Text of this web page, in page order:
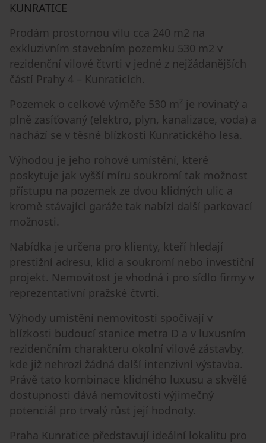
KUNRATICE
Prodám prostornou vilu cca 240 m2 na
exkluzivním stavebním pozemku 530 m2 v
rezidenční vilové čtvrti v jedné z nejžádanějších
částí Prahy 4 – Kunraticích.
Pozemek o celkové výměře 530 m² je rovinatý a
plně zasíťovaný (elektro, plyn, kanalizace, voda) a
nachází se v těsné blízkosti Kunratického lesa.
Výhodou je jeho rohové umístění, které
poskytuje jak vyšší míru soukromí tak možnost
přístupu na pozemek ze dvou klidných ulic a
kromě stávající garáže tak nabízí další parkovací
možnosti.
Nabídka je určena pro klienty, kteří hledají
prestižní adresu, klid a soukromí nebo investiční
projekt. Nemovitost je vhodná i pro sídlo firmy v
reprezentativní pražské čtvrti.
Výhody umístění nemovitosti spočívají v
blízkosti budoucí stanice metra D a v luxusním
rezidenčním charakteru okolní vilové zástavby,
kde již nehrozí žádná další intenzivní výstavba.
Právě tato kombinace klidného luxusu a skvělé
dostupnosti dává nemovitosti výjimečný
potenciál pro trvalý růst její hodnoty.
Praha Kunratice představují ideální lokalitu pro